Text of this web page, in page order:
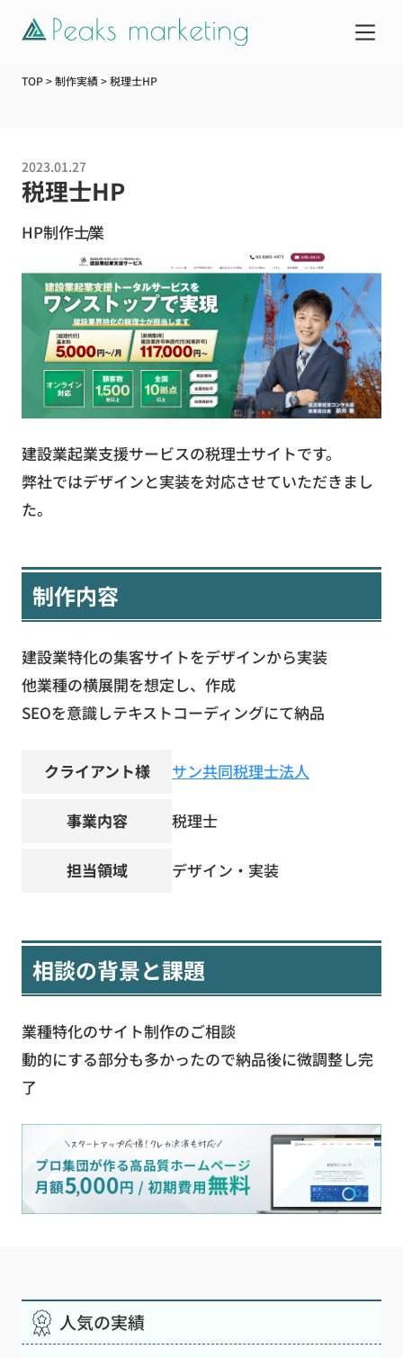
制作実績
企業情報
お知らせ
Web活用ガイド
お役立ち資料
TOP>制作実績>税理士HP
2023.01.27
税理士HP
HP制作士業
建設業起業支援サービスの税理士サイトです。
弊社ではデザインと実装を対応させていただきまし
た。
制作内容
建設業特化の集客サイトをデザインから実装
他業種の横展開を想定し、作成
SEOを意識しテキストコーディングにて納品
クライアント様 サン共同税理士法人
事業内容 税理士
担当領域 デザイン・実装
相談の背景と課題
業種特化のサイト制作のご相談
動的にする部分も多かったので納品後に微調整し完
了
人気の実績